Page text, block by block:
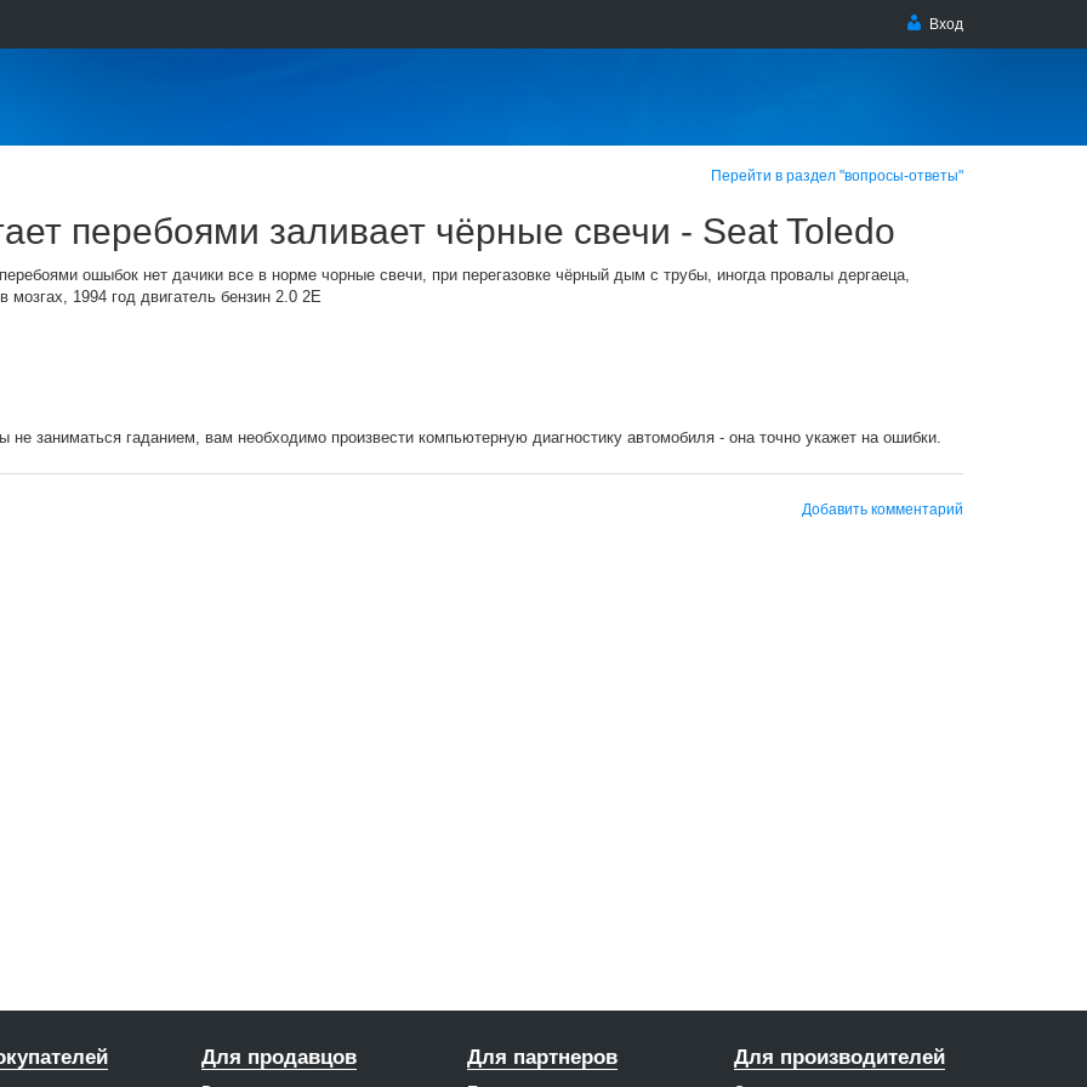
Вход
Перейти в раздел "вопросы-ответы"
перебоями заливает чёрные свечи - Seat Toledo
ошыбок нет дачики все в норме чорные свечи, при перегазовке чёрный дым с трубы, иногда провалы дергаеца,
1994 год двигатель бензин 2.0 2Е
заниматься гаданием, вам необходимо произвести компьютерную диагностику автомобиля - она точно укажет на ошибки.
Добавить комментарий
Для продавцов Для партнеров Для производителей